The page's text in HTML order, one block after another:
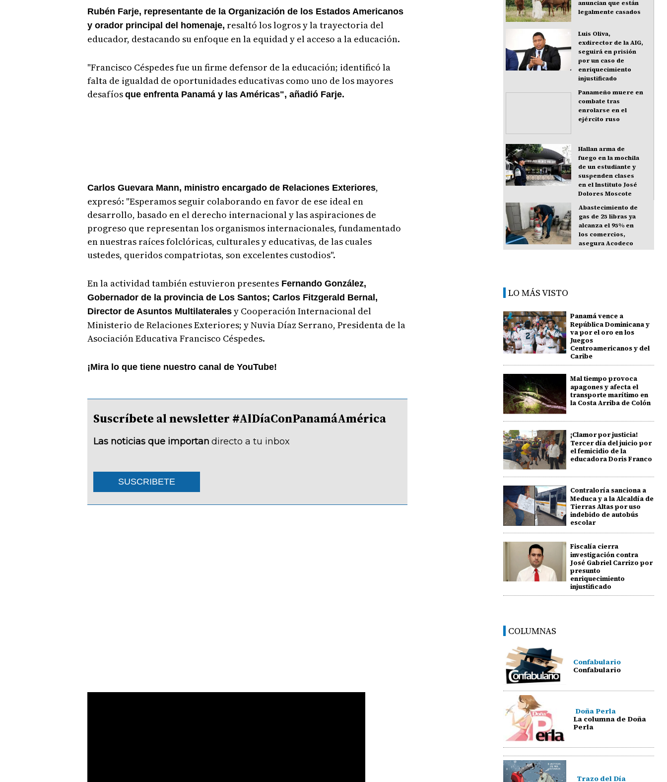
Rubén Farje, representante de la Organización de los Estados Americanos
y orador principal del homenaje, resaltó los logros y la trayectoria del
educador, destacando su enfoque en la equidad y el acceso a la educación.
"Francisco Céspedes fue un firme defensor de la educación; identificó la
falta de igualdad de oportunidades educativas como uno de los mayores
desafíos que enfrenta Panamá y las Américas", añadió Farje.
Carlos Guevara Mann, ministro encargado de Relaciones Exteriores,
expresó: "Esperamos seguir colaborando en favor de ese ideal en
desarrollo, basado en el derecho internacional y las aspiraciones de
progreso que representan los organismos internacionales, fundamentado
en nuestras raíces folclóricas, culturales y educativas, de las cuales
ustedes, queridos compatriotas, son excelentes custodios".
En la actividad también estuvieron presentesFernando González,
Gobernador de la provincia de Los Santos; Carlos Fitzgerald Bernal,
Director de Asuntos Multilateralesy Cooperación Internacional del
Ministerio de Relaciones Exteriores; y Nuvia Díaz Serrano, Presidenta de la
Asociación Educativa Francisco Céspedes.
¡Mira lo que tiene nuestro canal de YouTube!
Suscríbete al newsletter #AlDíaConPanamáAmérica
Las noticias que importan directo a tu inbox
SUSCRIBETE
anuncian que están
legalmente casados
Luis Oliva,
exdirector de la AIG,
seguirá en prisión
por un caso de
enriquecimiento
injustificado
Panameño muere en
combate tras
enrolarse en el
ejército ruso
Hallan arma de
fuego en la mochila
de un estudiante y
suspenden clases
en el Instituto José
Dolores Moscote
Abastecimiento de
gas de 25 libras ya
alcanza el 95% en
los comercios,
asegura Acodeco
LO MÁS VISTO
Panamá vence a
República Dominicana y
va por el oro en los
Juegos
Centroamericanos y del
Caribe
Mal tiempo provoca
apagones y afecta el
transporte marítimo en
la Costa Arriba de Colón
¡Clamor por justicia!
Tercer día del juicio por
el femicidio de la
educadora Doris Franco
Contraloría sanciona a
Meduca y a la Alcaldía de
Tierras Altas por uso
indebido de autobús
escolar
Fiscalía cierra
investigación contra
José Gabriel Carrizo por
presunto
enriquecimiento
injustificado
COLUMNAS
Confabulario
Confabulario
Doña Perla
La columna de Doña
Perla
Trazo del Día